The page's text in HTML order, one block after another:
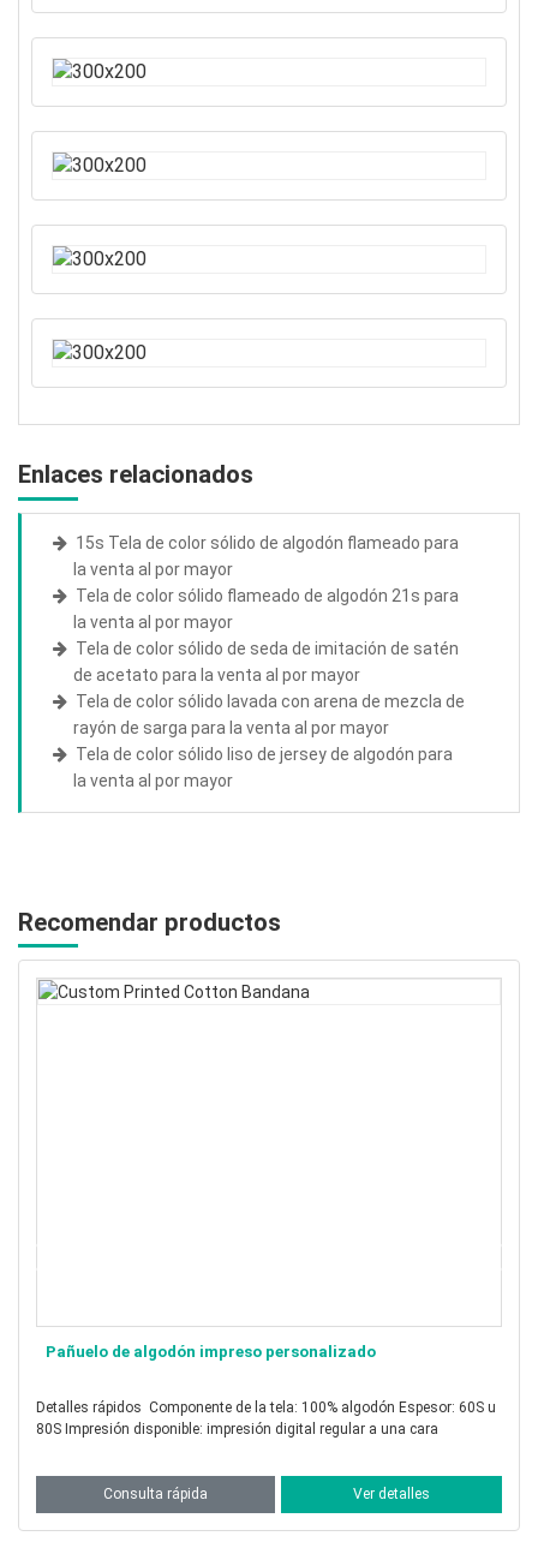
Enlaces relacionados
15s Tela de color sólido de algodón flameado para
la venta al por mayor
Tela de color sólido flameado de algodón 21s para
la venta al por mayor
Tela de color sólido de seda de imitación de satén
de acetato para la venta al por mayor
Tela de color sólido lavada con arena de mezcla de
rayón de sarga para la venta al por mayor
Tela de color sólido liso de jersey de algodón para
la venta al por mayor
Recomendar productos
a una cara
Pañuelo de algodón de seda estampado
Detalles rápidos Componente de la tela: 30% seda 70% algodón
Grosor: 9, 12, 14 y 16 momme Impresión
Consulta rápida